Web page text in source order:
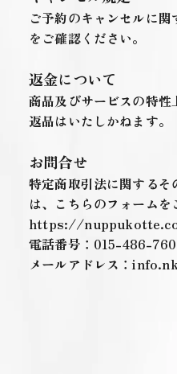
ご予約のキャンセルに
をご確認ください。
返金について
商品及びサービスの特
返品はいたしかねます。
お問合せ
特定商取引法に関する
は、こちらのフォームを
https://
電話番号： 015-486-
メールアドレス：